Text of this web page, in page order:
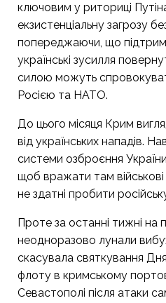
ключовим у риториці
екзистенціальну загрозу
попереджаючи, що
українські зусилля
силою можуть
Росією та НАТО.
До цього місяця Крим
від українських нападів.
системи озброєння
щоб вражати там військові
не здатні пробити
Проте за останні тижні на
неодноразово лунали
скасувала святкування
флоту в кримському
Севастополі після атаки